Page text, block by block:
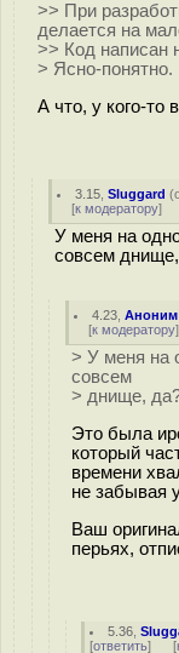
>> При
делается на
>> Код написан
> Ясно-понятно.
А что, у кого-
3.15 ,Sluggard (
[к модератору]
У меня на
совсем
4.23 ,Аноним
[к модератору]
> У меня на
совсем
> днище,
Это была
который
времени
не забывая
Ваш
перьях,
5.36 ,
[ответить] [